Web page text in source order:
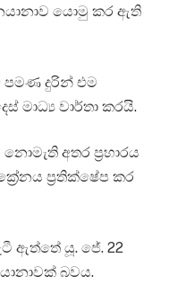
යොමු කර ඇති
දුරින් එම
මාධ්‍ය වාර්තා කරයි.
අතර ප්‍රහාරය
ප්‍රතික්ෂේප කර
ඇත්තේ යූ. ජේ. 22
බවය.